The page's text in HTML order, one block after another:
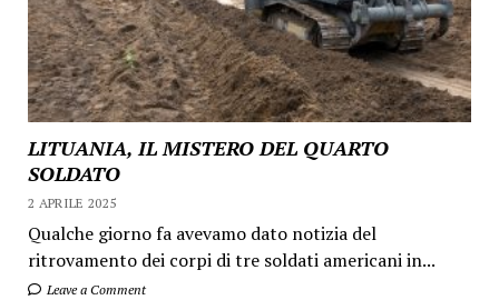
LITUANIA, IL MISTERO DEL QUARTO
SOLDATO
2 APRILE 2025
Qualche giorno fa avevamo dato notizia del
ritrovamento dei corpi di tre soldati americani in...
Leave a Comment